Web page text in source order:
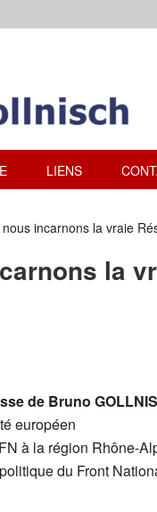
LIENS
incarnons la vraie
la
de Bruno
européen
à la région Rhône-
du Front